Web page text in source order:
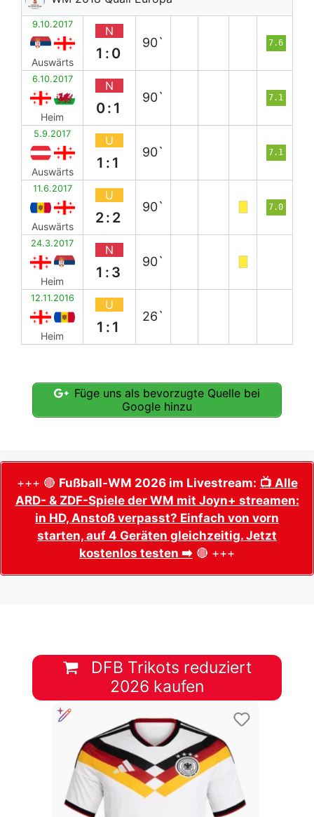
9.10.2017
Auswärts
N
1:0
90` 7.6
6.10.2017
Heim
N
0:1
90` 7.1
5.9.2017
Auswärts
U
1:1
90` 7.1
11.6.2017
Auswärts
U
2:2
90` 7.0
24.3.2017
Heim
N
1:3
90`
12.11.2016
Heim
U
1:1
26`
Füge uns als bevorzugte Quelle bei
Google hinzu
+++ 🔴 Fußball-WM 2026 im Livestream: 📺 Alle
ARD- & ZDF-Spiele der WM mit Joyn+ streamen:
in HD, Anstoß verpasst? Einfach von vorn
starten, auf 4 Geräten gleichzeitig. Jetzt
kostenlos testen ➡️ 🔴 +++
DFB Trikots reduziert
2026 kaufen